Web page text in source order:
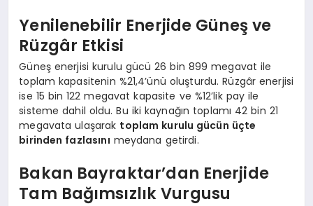
Yenilenebilir Enerjide Güneş ve
Rüzgâr Etkisi
Güneş enerjisi kurulu gücü 26 bin 899 megavat ile
toplam kapasitenin %21,4’ünü oluşturdu. Rüzgâr enerjisi
ise 15 bin 122 megavat kapasite ve %12’lik pay ile
sisteme dahil oldu. Bu iki kaynağın toplamı 42 bin 21
megavata ulaşarak toplam kurulu gücün üçte
birinden fazlasını meydana getirdi.
Bakan Bayraktar’dan Enerjide
Tam Bağımsızlık Vurgusu